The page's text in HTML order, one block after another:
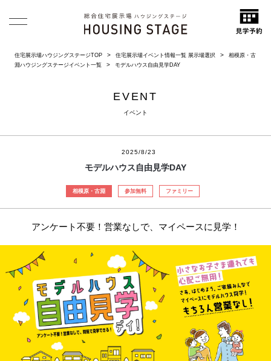
住宅展示場ハウジングステージTOP 住宅展示場イベント情報一覧 展示場選択
相模原・古
淵ハウジングステージイベント一覧
モデルハウス自由見学DAY
EVENT
イベント
2025/8/23
モデルハウス自由見学DAY
相模原・古淵 参加無料 ファミリー
アンケート不要！営業なしで、マイペースに見学！